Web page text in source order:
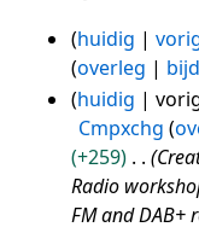
i
n
g
s
a
m
e
r
k
n
g
s
b
e
w
r
k
i
e
e
n
b
e
w
e
3
feb
2019
huidig
overleg
G
e
n
b
huidig
Cmpxchg
+259
Radio
FM and DAB+